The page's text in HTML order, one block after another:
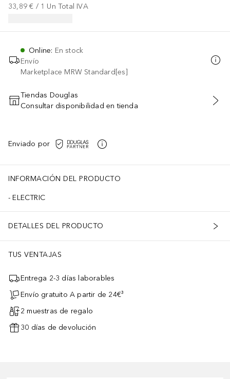
33,89 € / 1 Un Total IVA
Online: En stock
Envío
Marketplace MRW Standard[es]
AÑADIR AL CARRITO
Tiendas Douglas
Consultar disponibilidad en tienda
Enviado por
INFORMACIÓN DEL PRODUCTO
ELECTRIC
DETALLES DEL PRODUCTO
TUS VENTAJAS
Entrega 2-3 días laborables
Envío gratuito A partir de 24€³
2 muestras de regalo
30 días de devolución